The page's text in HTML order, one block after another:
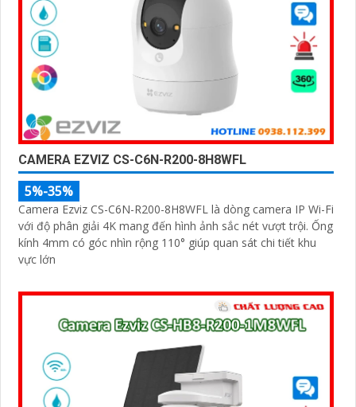
CAMERA EZVIZ CS-C6N-R200-8H8WFL
5%-35%
Camera Ezviz CS-C6N-R200-8H8WFL là dòng camera IP Wi-Fi
với độ phân giải 4K mang đến hình ảnh sắc nét vượt trội. Ống
kính 4mm có góc nhìn rộng 110° giúp quan sát chi tiết khu
vực lớn